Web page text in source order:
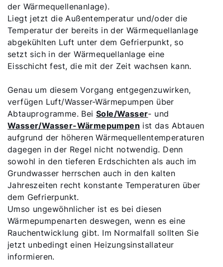
der Wärmequellenanlage).
Liegt jetzt die Außentemperatur und/oder die
Temperatur der bereits in der Wärmequellanlage
abgekühlten Luft unter dem Gefrierpunkt, so
setzt sich in der Wärmequellanlage eine
Eisschicht fest, die mit der Zeit wachsen kann.
Genau um diesem Vorgang entgegenzuwirken,
verfügen Luft/Wasser-Wärmepumpen über
Abtauprogramme. Bei Sole/Wasser- und
Wasser/Wasser-Wärmepumpen ist das Abtauen
aufgrund der höheren Wärmequellentemperaturen
dagegen in der Regel nicht notwendig. Denn
sowohl in den tieferen Erdschichten als auch im
Grundwasser herrschen auch in den kalten
Jahreszeiten recht konstante Temperaturen über
dem Gefrierpunkt.
Umso ungewöhnlicher ist es bei diesen
Wärmepumpenarten deswegen, wenn es eine
Rauchentwicklung gibt. Im Normalfall sollten Sie
jetzt unbedingt einen Heizungsinstallateur
informieren.